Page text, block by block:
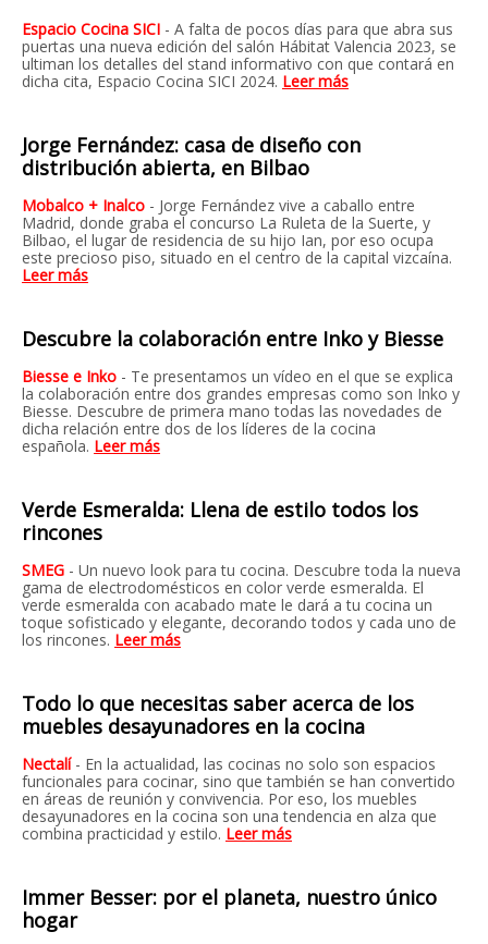
Espacio Cocina SICI - A falta de pocos días para que abra sus
puertas una nueva edición del salón Hábitat Valencia 2023, se
ultiman los detalles del stand informativo con que contará en
dicha cita, Espacio Cocina SICI 2024. Leer más
Jorge Fernández: casa de diseño con
distribución abierta, en Bilbao
Mobalco + Inalco - Jorge Fernández vive a caballo entre
Madrid, donde graba el concurso La Ruleta de la Suerte, y
Bilbao, el lugar de residencia de su hijo Ian, por eso ocupa
este precioso piso, situado en el centro de la capital vizcaína.
Leer más
Descubre la colaboración entre Inko y Biesse
Biesse e Inko - Te presentamos un vídeo en el que se explica
la colaboración entre dos grandes empresas como son Inko y
Biesse. Descubre de primera mano todas las novedades de
dicha relación entre dos de los líderes de la cocina
española. Leer más
Verde Esmeralda: Llena de estilo todos los
rincones
SMEG - Un nuevo look para tu cocina. Descubre toda la nueva
gama de electrodomésticos en color verde esmeralda. El
verde esmeralda con acabado mate le dará a tu cocina un
toque sofisticado y elegante, decorando todos y cada uno de
los rincones. Leer más
Todo lo que necesitas saber acerca de los
muebles desayunadores en la cocina
Nectalí - En la actualidad, las cocinas no solo son espacios
funcionales para cocinar, sino que también se han convertido
en áreas de reunión y convivencia. Por eso, los muebles
desayunadores en la cocina son una tendencia en alza que
combina practicidad y estilo. Leer más
Immer Besser: por el planeta, nuestro único
hogar